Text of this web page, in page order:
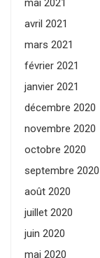
mai 2021
avril 2021
mars 2021
février 2021
janvier 2021
décembre 2020
novembre 2020
octobre 2020
septembre 2020
août 2020
juillet 2020
juin 2020
mai 2020